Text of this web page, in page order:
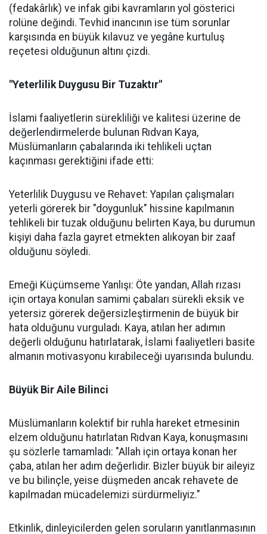
(fedakârlık) ve infak gibi kavramların yol gösterici
rolüne değindi. Tevhid inancının ise tüm sorunlar
karşısında en büyük kılavuz ve yegâne kurtuluş
reçetesi olduğunun altını çizdi.
"Yeterlilik Duygusu Bir Tuzaktır"
İslami faaliyetlerin sürekliliği ve kalitesi üzerine de
değerlendirmelerde bulunan Rıdvan Kaya,
Müslümanların çabalarında iki tehlikeli uçtan
kaçınması gerektiğini ifade etti:
Yeterlilik Duygusu ve Rehavet: Yapılan çalışmaları
yeterli görerek bir "doygunluk" hissine kapılmanın
tehlikeli bir tuzak olduğunu belirten Kaya, bu durumun
kişiyi daha fazla gayret etmekten alıkoyan bir zaaf
olduğunu söyledi.
Emeği Küçümseme Yanlışı: Öte yandan, Allah rızası
için ortaya konulan samimi çabaları sürekli eksik ve
yetersiz görerek değersizleştirmenin de büyük bir
hata olduğunu vurguladı. Kaya, atılan her adımın
değerli olduğunu hatırlatarak, İslami faaliyetleri basite
almanın motivasyonu kırabileceği uyarısında bulundu.
Büyük Bir Aile Bilinci
Müslümanların kolektif bir ruhla hareket etmesinin
elzem olduğunu hatırlatan Rıdvan Kaya, konuşmasını
şu sözlerle tamamladı: "Allah için ortaya konan her
çaba, atılan her adım değerlidir. Bizler büyük bir aileyiz
ve bu bilinçle, yeise düşmeden ancak rehavete de
kapılmadan mücadelemizi sürdürmeliyiz."
Etkinlik, dinleyicilerden gelen soruların yanıtlanmasının